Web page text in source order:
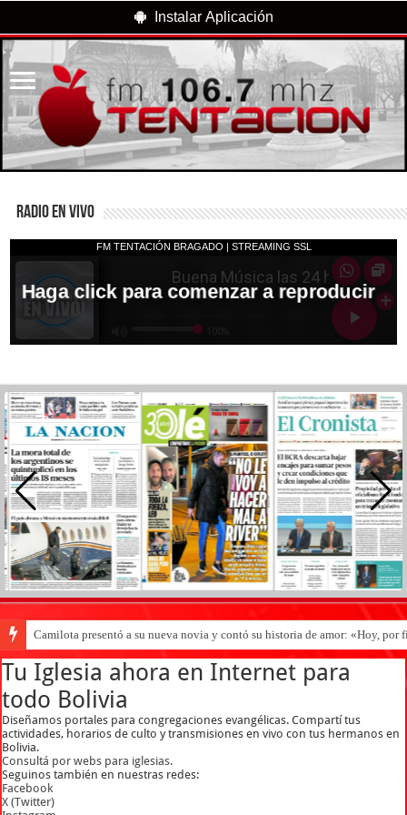
Instalar Aplicación
RADIO EN VIVO
Camilota presentó a su nueva novia y contó su historia de amor: «Hoy, por
Tu Iglesia ahora en Internet para
todo Bolivia
Diseñamos portales para congregaciones evangélicas. Compartí tus
actividades, horarios de culto y transmisiones en vivo con tus hermanos en
Bolivia.
Consultá por webs para iglesias.
Seguinos también en nuestras redes:
Facebook
X (Twitter)